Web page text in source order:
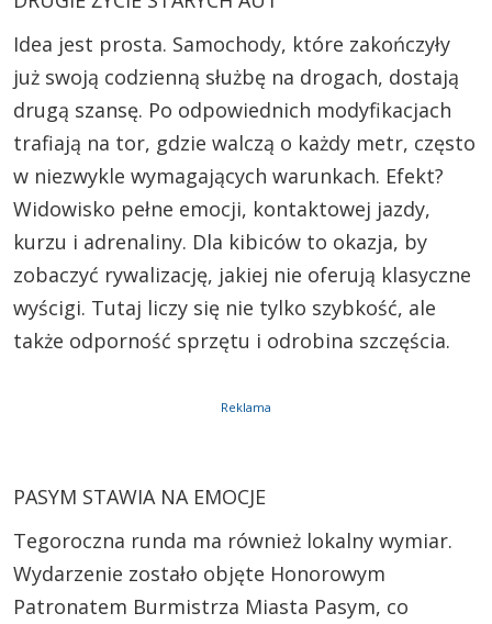
Idea jest prosta. Samochody, które zakończyły
już swoją codzienną służbę na drogach, dostają
drugą szansę. Po odpowiednich modyfikacjach
trafiają na tor, gdzie walczą o każdy metr, często
w niezwykle wymagających warunkach. Efekt?
Widowisko pełne emocji, kontaktowej jazdy,
kurzu i adrenaliny. Dla kibiców to okazja, by
zobaczyć rywalizację, jakiej nie oferują klasyczne
wyścigi. Tutaj liczy się nie tylko szybkość, ale
także odporność sprzętu i odrobina szczęścia.
Reklama
PASYM STAWIA NA EMOCJE
Tegoroczna runda ma również lokalny wymiar.
Wydarzenie zostało objęte Honorowym
Patronatem Burmistrza Miasta Pasym, co